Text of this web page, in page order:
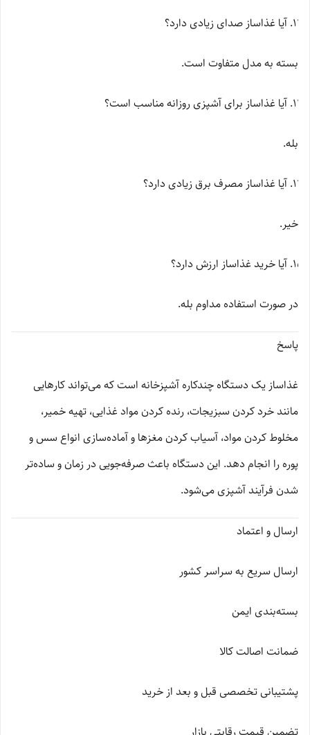
آیا غذاساز صدای زیادی دارد؟
بسته به مدل متفاوت است.
آیا غذاساز برای آشپزی روزانه مناسب است؟
بله.
آیا غذاساز مصرف برق زیادی دارد؟
خیر.
آیا خرید غذاساز ارزش دارد؟
در صورت استفاده مداوم بله.
پاسخ
غذاساز یک دستگاه چندکاره آشپزخانه است که می‌تواند کارهایی
مانند خرد کردن سبزیجات، رنده کردن مواد غذایی، تهیه خمیر،
مخلوط کردن مواد، آسیاب کردن مغزها و آماده‌سازی انواع سس و
پوره را انجام دهد. این دستگاه باعث صرفه‌جویی در زمان و ساده‌تر
شدن فرآیند آشپزی می‌شود.
ارسال و اعتماد
ارسال سریع به سراسر کشور
بسته‌بندی ایمن
ضمانت اصالت کالا
پشتیبانی تخصصی قبل و بعد از خرید